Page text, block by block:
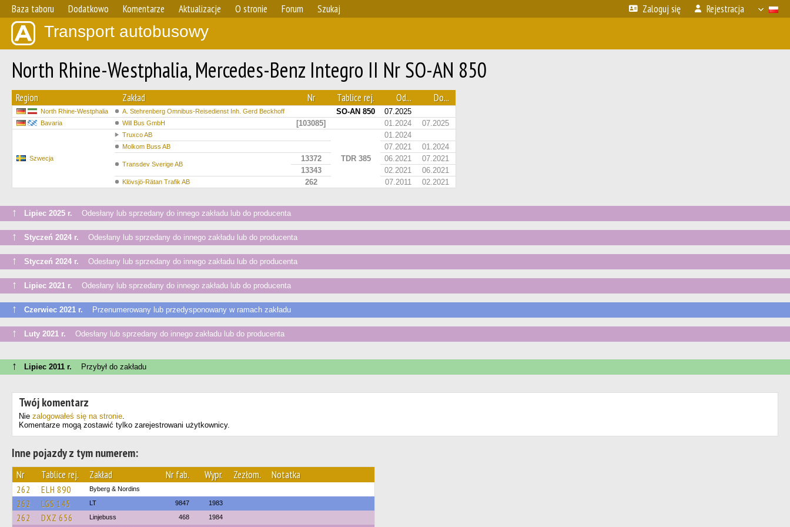
Baza taboru Dodatkowo Komentarze Aktualizacje O stronie Forum Szukaj Zaloguj się Rejestracja
Transport autobusowy
North Rhine-Westphalia, Mercedes-Benz Integro II Nr SO-AN 850
Region Zakład Nr Tablice rej. Od... Do...
North Rhine-Westphalia A. Stehrenberg Omnibus-Reisedienst Inh. Gerd Beckhoff SO-AN 850 07.2025
Bavaria Will Bus GmbH [103085] 01.2024 07.2025
Szwecja
Truxco AB
TDR 385
01.2024
Molkom Buss AB 07.2021 01.2024
Transdev Sverige AB
13372 06.2021
07.2021
13343
02.2021 06.2021
Klövsjö-Rätan Trafik AB 262 07.2011 02.2021
↑ Lipiec 2025 r. Odesłany lub sprzedany do innego zakładu lub do producenta
↑ Styczeń 2024 r. Odesłany lub sprzedany do innego zakładu lub do producenta
↑ Styczeń 2024 r. Odesłany lub sprzedany do innego zakładu lub do producenta
↑ Lipiec 2021 r. Odesłany lub sprzedany do innego zakładu lub do producenta
↑ Czerwiec 2021 r. Przenumerowany lub przedysponowany w ramach zakładu
↑ Luty 2021 r. Odesłany lub sprzedany do innego zakładu lub do producenta
↑ Lipiec 2011 r. Przybył do zakładu
Twój komentarz
Nie zalogowałeś się na stronie.
Komentarze mogą zostawić tylko zarejestrowani użytkownicy.
Inne pojazdy z tym numerem:
Nr Tablice rej. Zakład Nr fab. Wypr. Zezłom. Notatka
262 ELH 890 Byberg & Nordins
262 LGS 145 LT 9847 1983
262 DXZ 656 Linjebuss 468 1984